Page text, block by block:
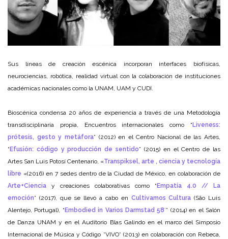
Sus líneas de creación escénica incorporan interfaces biofísicas,
neurociencias, robótica, realidad virtual con la colaboración de instituciones
académicas nacionales como la UNAM, UAM y CUDI.
Bioscénica condensa 20 años de experiencia a través de una Metodología
transdisciplinaria propia, Encuentros internacionales como “ Liveness:
prótesis, gesto y metáfora” (2012) en el Centro Nacional de las Artes,
“ Efusión: código y producción de sentido” (2015) en el Centro de las
Artes San Luis Potosí Centenario, «Transpiksel, arte , ciencia y tecnología
libre «(2016) en 7 sedes dentro de la Ciudad de México, en colaboración de
Arte+Ciencia y creaciones colaborativas como “ Empatía 4.0 // La
emoción” (2017), que se llevó a cabo en Cultivamos Cultura(São Luis
Alentejo, Portugal), “ Embodied in Varios Darmstad 58´” (2014) en el Salón
de Danza UNAM y en el Auditorio Blas Galindo en el marco del Simposio
Internacional de Música y Código *VIVO* (2013) en colaboración con Rebeca,